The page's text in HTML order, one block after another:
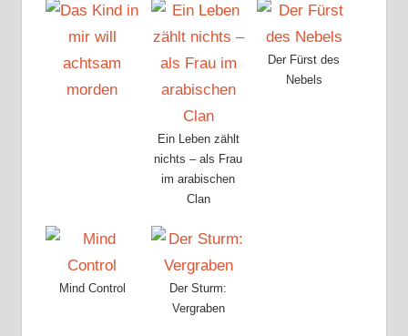
Ein Leben zählt
nichts – als Frau
im arabischen
Clan
Der Fürst des
Nebels
Mind Control
Der Sturm:
Vergraben